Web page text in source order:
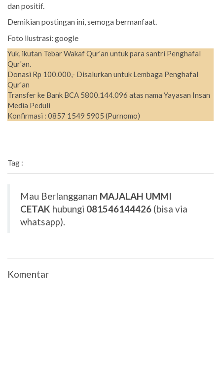
dan positif.
Demikian postingan ini, semoga bermanfaat.
Foto ilustrasi: google
Yuk, ikutan Tebar Wakaf Qur'an untuk para santri Penghafal
Qur'an.
Donasi Rp 100.000,- Disalurkan untuk Lembaga Penghafal
Qur'an
Transfer ke Bank BCA 5800.144.096 atas nama Yayasan Insan
Media Peduli
Konfirmasi : 0857 1549 5905 (Purnomo)
Tag :
Mau Berlangganan MAJALAH UMMI
CETAK hubungi 081546144426 (bisa via
whatsapp).
Komentar